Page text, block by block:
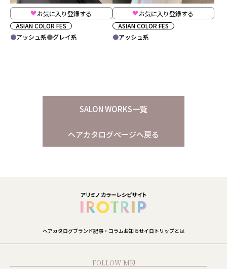
お気に入り登録する
ASIAN COLOR FES
アッシュ系
グレイ系
お気に入り登録する
ASIAN COLOR FES
アッシュ系
SALON WORKS一覧
ヘアカタログページへ戻る
ヘアカタログブランド記事・コラムお知らせイロトリップとは
FOLLOW ME!